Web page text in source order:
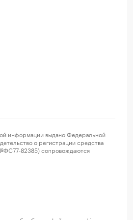
информации выдано Федеральной
о регистрации средства
82385) сопровождаются